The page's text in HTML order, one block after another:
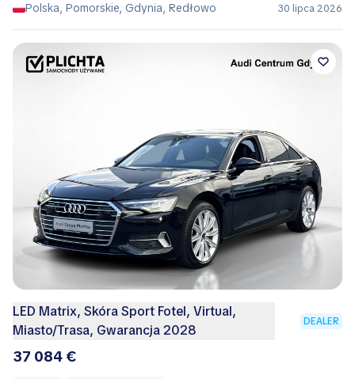
Polska, Pomorskie, Gdynia, Redłowo
30 lipca 2026
LED Matrix, Skóra Sport Fotel, Virtual,
Miasto/Trasa, Gwarancja 2028
DEALER
37 084 €